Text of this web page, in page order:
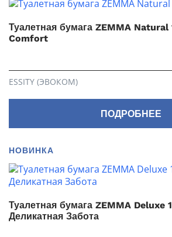
Туалетная бумага ZEMMA Natural
Comfort
ESSITY (ЭВОКОМ)
ПОДРОБНЕЕ
НОВИНКА
Туалетная бумага ZEMMA Deluxe
Деликатная Забота